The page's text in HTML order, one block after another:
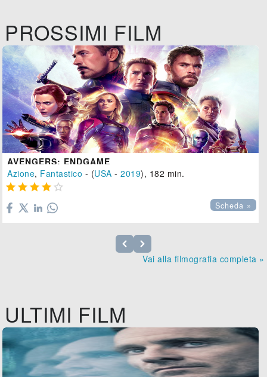
PROSSIMI FILM
AVENGERS: ENDGAME
Azione, Fantastico - (USA -2019), 182 min.
    
Scheda »
Vai alla filmografia completa »
ULTIMI FILM